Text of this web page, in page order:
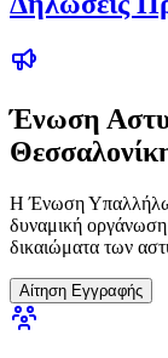
Ένωση
Η Ένωση
δυναμική
δικαιώματα των
Αίτηση Εγγραφής